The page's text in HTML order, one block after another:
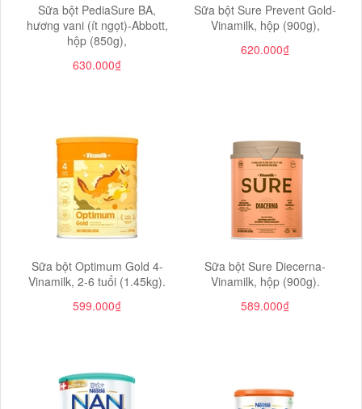
Sữa bột PediaSure BA,
hương vani (ít ngọt)-Abbott,
hộp (850g),
630.000₫
Sữa bột Sure Prevent Gold-
Vinamilk, hộp (900g),
620.000₫
Sữa bột Optimum Gold 4-
Vinamilk, 2-6 tuổi (1.45kg).
599.000₫
Sữa bột Sure Diecerna-
Vinamilk, hộp (900g).
589.000₫